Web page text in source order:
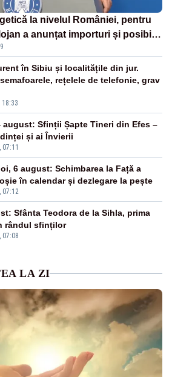
la nivelul României, pentru
a anunțat importuri și posibile
18:33
în Sibiu și localitățile din jur.
rețelele de telefonie, grav
august: Sfinții Șapte Tineri din Efes –
și ai Învierii
07:12
6 august: Schimbarea la Față a
în calendar și dezlegare la pește
07:08
Sfânta Teodora de la Sihla, prima
rândul sfinților
LA ZI